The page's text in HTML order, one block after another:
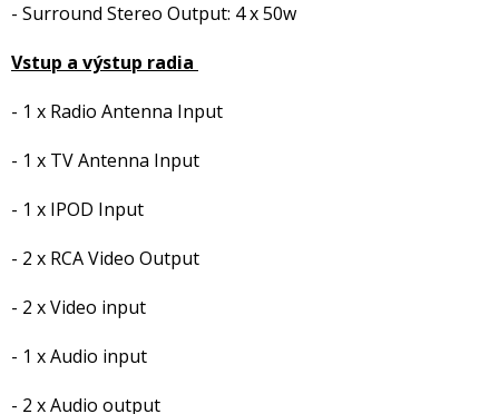
- Surround Stereo Output: 4 x 50w
Vstup a výstup radia
- 1 x Radio Antenna Input
- 1 x TV Antenna Input
- 1 x IPOD Input
- 2 x RCA Video Output
- 2 x Video input
- 1 x Audio input
- 2 x Audio output